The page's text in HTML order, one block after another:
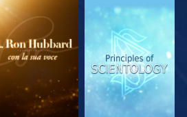
ESPLORA LE
SERIE
ESPLORA LE
SERIE